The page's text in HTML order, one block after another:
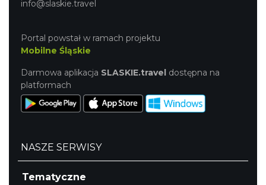
info@slaskie.travel
Portal powstał w ramach projektu
Mobilne Śląskie
Darmowa aplikacja SLASKIE.travel dostępna na
platformach
NASZE SERWISY
Tematyczne